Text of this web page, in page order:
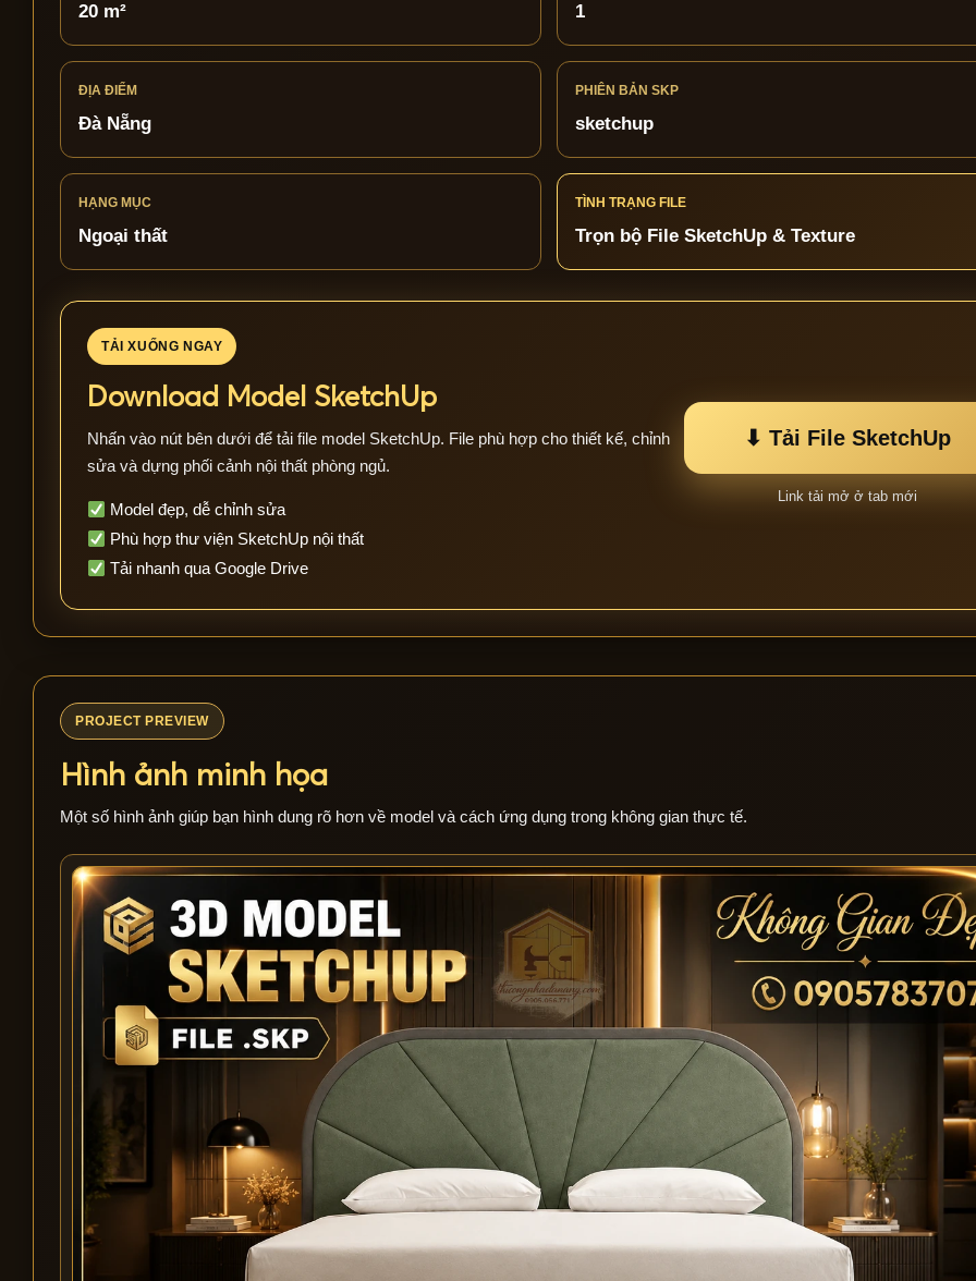
20 m² 1
ĐỊA ĐIỂM
Đà Nẵng
PHIÊN BẢN SKP
sketchup
HẠNG MỤC
Ngoại thất
TÌNH TRẠNG FILE
Trọn bộ File SketchUp & Texture
TẢI XUỐNG NGAY
Download Model SketchUp
Nhấn vào nút bên dưới để tải file model SketchUp. File phù hợp cho thiết kế, chỉnh
sửa và dựng phối cảnh nội thất phòng ngủ.
Model đẹp, dễ chỉnh sửa
Phù hợp thư viện SketchUp nội thất
Tải nhanh qua Google Drive
⬇ Tải File SketchUp
Link tải mở ở tab mới
PROJECT PREVIEW
Hình ảnh minh họa
Một số hình ảnh giúp bạn hình dung rõ hơn về model và cách ứng dụng trong không gian thực tế.